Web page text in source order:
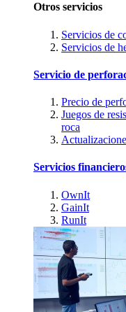
Otros servicios
Servicios de
Servicios de
Servicio de
Precio de
Juegos de
roca
Servicios
OwnIt
GainIt
RunIt